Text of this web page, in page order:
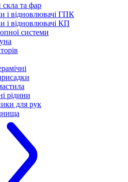
скла та фар
і відновлювачі ГПК
і відновлювачі КП
системи
рідини
для рук